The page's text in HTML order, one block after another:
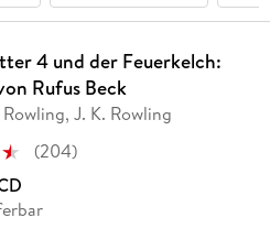
4 und der Feuerkelch:
Rufus Beck
J. K. Rowling
(204)